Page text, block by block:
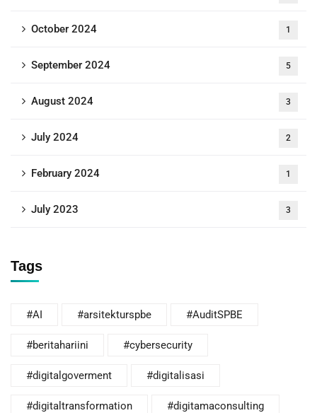
October 2024 1
September 2024 5
August 2024 3
July 2024 2
February 2024 1
July 2023 3
Tags
#AI #arsitekturspbe #AuditSPBE
#beritahariini #cybersecurity
#digitalgoverment #digitalisasi
#digitaltransformation #digitamaconsulting